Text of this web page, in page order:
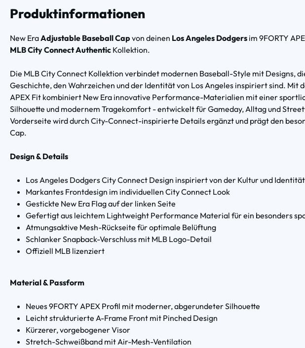
Produktinformationen
New EraAdjustable Baseball Cap von deinen Los Angeles Dodgers im 9FORTY
MLB City Connect Authentic Kollektion.
Die MLB City Connect Kollektion verbindet modernen Baseball-Style mit Designs,
Geschichte, den Wahrzeichen und der Identität von Los Angeles inspiriert sind. Mit
APEX Fit kombiniert New Era innovative Performance-Materialien mit einer
Silhouette und modernem Tragekomfort - entwickelt für Gameday, Alltag und
Vorderseite wird durch City-Connect-inspirierte Details ergänzt und prägt den
Cap.
Design & Details
Los Angeles Dodgers City Connect Design inspiriert von der Kultur und
Markantes Frontdesign im individuellen City Connect Look
Gestickte New Era Flag auf der linken Seite
Gefertigt aus leichtem Lightweight Performance Material für ein besonders
Atmungsaktive Mesh-Rückseite für optimale Belüftung
Schlanker Snapback-Verschluss mit MLB Logo-Detail
Offiziell MLB lizenziert
Material & Passform
Neues 9FORTY APEX Profil mit moderner, abgerundeter Silhouette
Leicht strukturierte A-Frame Front mit Pinched Design
Kürzerer, vorgebogener Visor
Stretch-Schweißband mit Air-Mesh-Ventilation